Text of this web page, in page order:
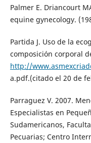
Palmer E. Driancourt
equine gynecology.
Partida J. Uso de la
composición corporal
http://
a.pdf.(citado el 20 de
Parraguez V. 2007.
Especialistas en
Sudamericanos,
Pecuarias; Centro